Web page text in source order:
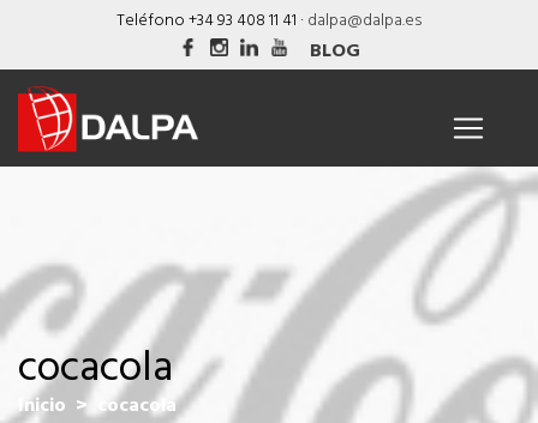
content
Teléfono +34 93 408 11 41 · dalpa@dalpa.es
BLOG
cocacola
Inicio > cocacola